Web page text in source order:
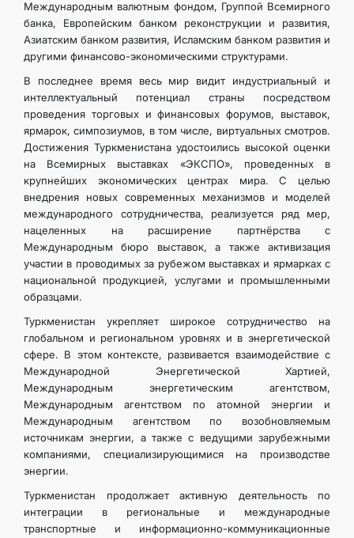
Международным валютным фондом, Группой Всемирного
банка, Европейским банком реконструкции и развития,
Азиатским банком развития, Исламским банком развития и
другими финансово-экономическими структурами.
В последнее время весь мир видит индустриальный и
интеллектуальный потенциал страны посредством
проведения торговых и финансовых форумов, выставок,
ярмарок, симпозиумов, в том числе, виртуальных смотров.
Достижения Туркменистана удостоились высокой оценки
на Всемирных выставках «ЭКСПО», проведенных в
крупнейших экономических центрах мира. С целью
внедрения новых современных механизмов и моделей
международного сотрудничества, реализуется ряд мер,
нацеленных на расширение партнёрства с
Международным бюро выставок, а также активизация
участии в проводимых за рубежом выставках и ярмарках с
национальной продукцией, услугами и промышленными
образцами.
Туркменистан укрепляет широкое сотрудничество на
глобальном и региональном уровнях и в энергетической
сфере. В этом контексте, развивается взаимодействие с
Международной Энергетической Хартией,
Международным энергетическим агентством,
Международным агентством по атомной энергии и
Международным агентством по возобновляемым
источникам энергии, а также с ведущими зарубежными
компаниями, специализирующимися на производстве
энергии.
Туркменистан продолжает активную деятельность по
интеграции в региональные и международные
транспортные и информационно-коммуникационные